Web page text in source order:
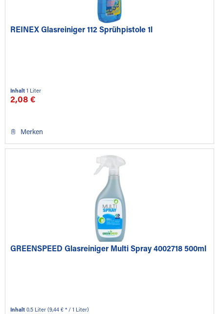
REINEX Glasreiniger 112 Sprühpistole 1l
Inhalt1 Liter
2,08 €
Merken
GREENSPEED Glasreiniger Multi Spray 4002718 500ml
Inhalt0.5 Liter(9,44 € * / 1 Liter)